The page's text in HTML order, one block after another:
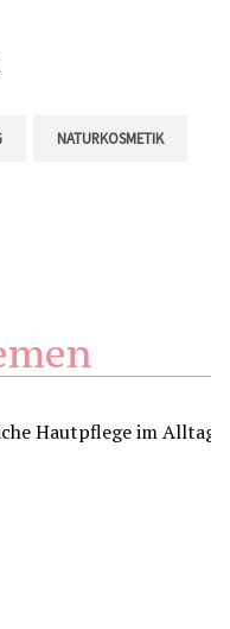
NATURKOSMETIK